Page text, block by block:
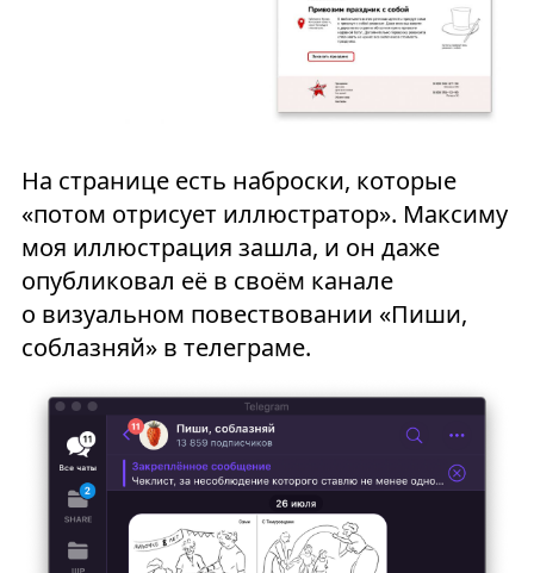
На странице есть наброски, которые
«потом отрисует иллюстратор». Максиму
моя иллюстрация зашла, и он даже
опубликовал её в своём канале
о визуальном повествовании «Пиши,
соблазняй» в телеграме.